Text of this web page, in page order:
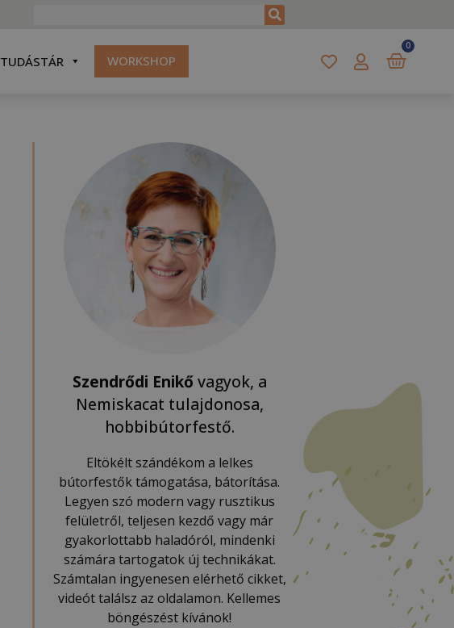
TUDÁSTÁR WORKSHOP
0
Szendrődi Enikővagyok, a
Nemiskacat tulajdonosa,
hobbibútorfestő.
Eltökélt szándékom a lelkes
bútorfestők támogatása, bátorítása.
Legyen szó modern vagy rusztikus
felületről, teljesen kezdő vagy már
gyakorlottabb haladóról, mindenki
számára tartogatok új technikákat.
Számtalan ingyenesen elérhető cikket,
videót találsz az oldalamon. Kellemes
böngészést kívánok!